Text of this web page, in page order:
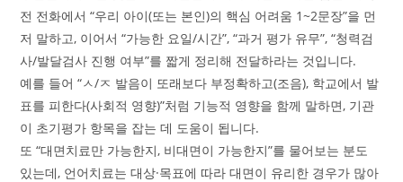
전 전화에서 “우리 아이(또는 본인)의 핵심 어려움 1~2문장”을 먼
저 말하고, 이어서 “가능한 요일/시간”, “과거 평가 유무”, “청력검
사/발달검사 진행 여부”를 짧게 정리해 전달하라는 것입니다.
예를 들어 “ㅅ/ㅈ 발음이 또래보다 부정확하고(조음), 학교에서 발
표를 피한다(사회적 영향)”처럼 기능적 영향을 함께 말하면, 기관
이 초기평가 항목을 잡는 데 도움이 됩니다.
또 “대면치료만 가능한지, 비대면이 가능한지”를 물어보는 분도
있는데, 언어치료는 대상·목표에 따라 대면이 유리한 경우가 많아